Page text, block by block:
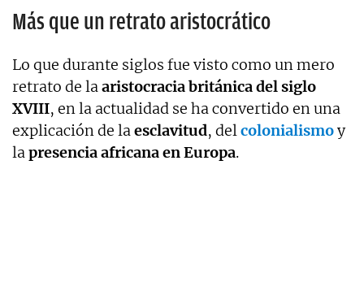
Más que un retrato aristocrático
Lo que durante siglos fue visto como un mero
retrato de laaristocracia británica del siglo
XVIII, en la actualidad se ha convertido en una
explicación de laesclavitud, delcolonialismoy
lapresencia africana en Europa.